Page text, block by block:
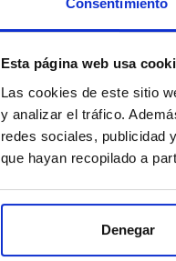
Consentimiento
Esta página web usa
Las cookies de este sitio
y analizar el tráfico.
redes sociales, publicidad
que hayan recopilado a
Denegar